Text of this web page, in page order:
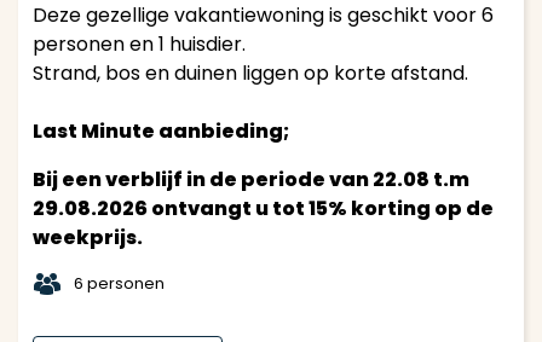
Deze gezellige vakantiewoning is geschikt voor 6
personen en 1 huisdier.
Strand, bos en duinen liggen op korte afstand.
Last Minute aanbieding;
Bij een verblijf in de periode van 22.08 t.m
29.08.2026 ontvangt u tot 15% korting op de
weekprijs.
t 6 personen